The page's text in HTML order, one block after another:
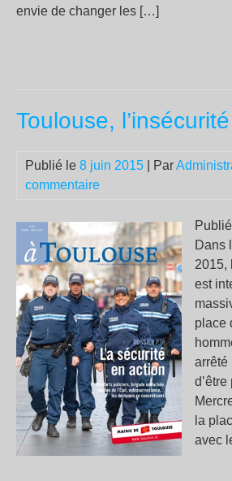
envie de changer les […]
Toulouse,
Publié le 8 juin 2015 | Par
commentaire
Dans
2015,
est
place
arrêté
la
avec